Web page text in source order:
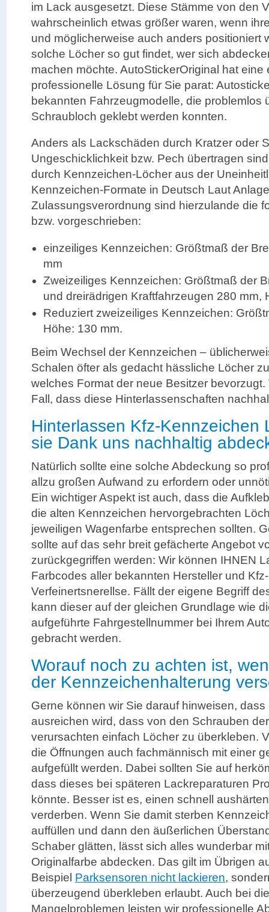
im Lack ausgesetzt. Diese Stämme von den
wahrscheinlich etwas größer waren, wenn
und möglicherweise auch anders positioniert
solche Löcher so gut findet, wer sich
machen möchte. AutoStickerOriginal hat
professionelle Lösung für Sie parat:
bekannten Fahrzeugmodelle, die problemlos
Schraubloch geklebt werden konnten.
Anders als Lackschäden durch Kratzer oder
Ungeschicklichkeit bzw. Pech übertragen
durch Kennzeichen-Löcher aus der
Kennzeichen-Formate in Deutsch Laut
Zulassungsverordnung sind hierzulande die
bzw. vorgeschrieben:
einzeiliges Kennzeichen: Größtmaß der
mm
Zweizeiliges Kennzeichen: Größtmaß der
und dreirädrigen Kraftfahrzeugen 280 mm,
Reduziert zweizeiliges Kennzeichen:
Höhe: 130 mm.
Beim Wechsel der Kennzeichen –
Schalen öfter als gedacht hässliche Löcher
welches Format der neue Besitzer
Fall, dass diese Hinterlassenschaften
Hinterlassen Kfz-Kennzeichen
sie Dank uns nachhaltig
Natürlich sollte eine solche Abdeckung so
allzu großen Aufwand zu erfordern oder
Ein wichtiger Aspekt ist auch, dass die
die alten Kennzeichen hervorgebrachten
jeweiligen Wagenfarbe entsprechen sollten.
sollte auf das sehr breit gefächerte Angebot
zurückgegriffen werden: Wir können IHNEN
Farbcodes aller bekannten Hersteller und
Verfeinertsnerellse. Fällt der eigene Begriff
kann dieser auf der gleichen Grundlage wie
aufgeführte Fahrgestellnummer bei Ihrem
gebracht werden.
Worauf noch zu achten ist,
der Kennzeichenhalterung
Gerne können wir Sie darauf hinweisen,
ausreichen wird, dass von den Schrauben
verursachten einfach Löcher zu überkleben.
die Öffnungen auch fachmännisch mit einer
aufgefüllt werden. Dabei sollten Sie auf
dass dieses bei späteren Lackreparaturen
könnte. Besser ist es, einen schnell
verderben. Wenn Sie damit sterben
auffüllen und dann den äußerlichen
Schaber glätten, lässt sich alles wunderbar
Originalfarbe abdecken. Das gilt im Übrigen
Beispiel Parksensoren nicht lackieren,
überzeugend überkleben erlaubt. Auch bei
Mangelproblemen leisten wir professionelle